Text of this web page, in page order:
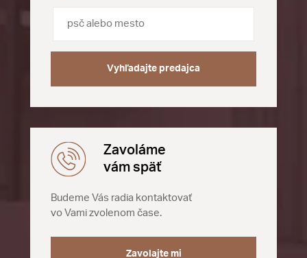
Vyhľadajte predajca
Zavoláme
vám späť
Budeme Vás radia kontaktovať
vo Vami zvolenom čase.
Zavolajte mi